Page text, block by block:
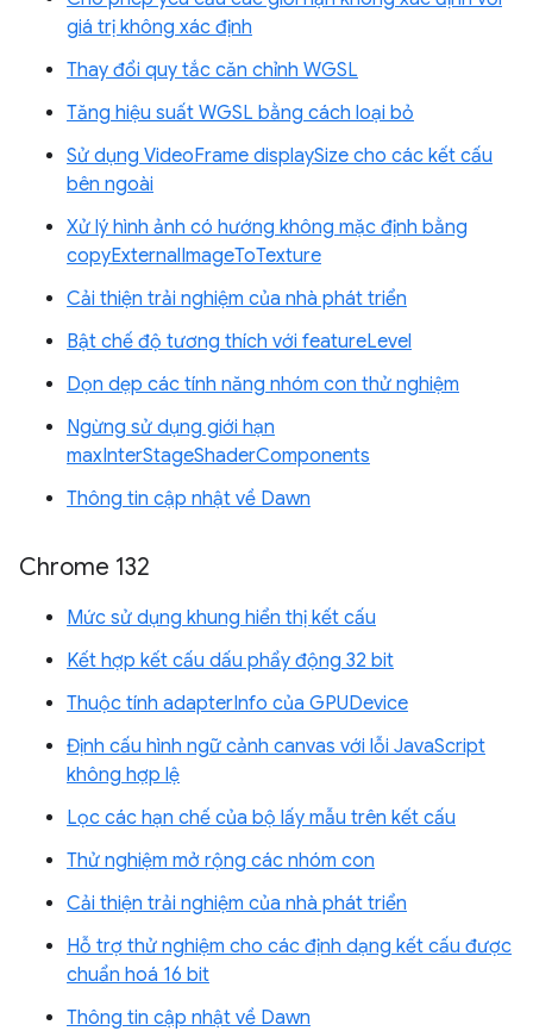
giá trị không xác định
Thay đổi quy tắc căn chỉnh WGSL
Tăng hiệu suất WGSL bằng cách loại bỏ
Sử dụng VideoFrame displaySize cho các kết cấu
bên ngoài
Xử lý hình ảnh có hướng không mặc định bằng
copyExternalImageToTexture
Cải thiện trải nghiệm của nhà phát triển
Bật chế độ tương thích với featureLevel
Dọn dẹp các tính năng nhóm con thử nghiệm
Ngừng sử dụng giới hạn
maxInterStageShaderComponents
Thông tin cập nhật về Dawn
Chrome 132
Mức sử dụng khung hiển thị kết cấu
Kết hợp kết cấu dấu phẩy động 32 bit
Thuộc tính adapterInfo của GPUDevice
Định cấu hình ngữ cảnh canvas với lỗi JavaScript
không hợp lệ
Lọc các hạn chế của bộ lấy mẫu trên kết cấu
Thử nghiệm mở rộng các nhóm con
Cải thiện trải nghiệm của nhà phát triển
Hỗ trợ thử nghiệm cho các định dạng kết cấu được
chuẩn hoá 16 bit
Thông tin cập nhật về Dawn